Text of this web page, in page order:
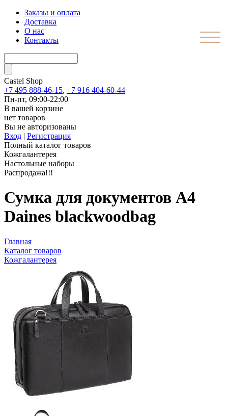
Заказы и оплата
Доставка
О нас
Контакты
Castel Shop
+7 495 888-46-15, +7 916 404-60-44
Пн-пт, 09:00-22:00
В вашей корзине
нет товаров
Вы не авторизованы
Вход | Регистрация
Полный каталог товаров
Кожгалантерея
Настольные наборы
Распродажа!!!
Сумка для документов А4
Daines blackwoodbag
Главная
Каталог товаров
Кожгалантерея